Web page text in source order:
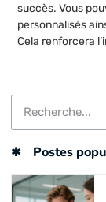
succès. Vous
personnalisés
Cela renforcera
Postes